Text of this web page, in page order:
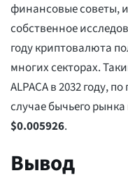
финансовые советы, и
собственное
году криптовалюта
многих секторах.
ALPACA в 2032 году,
случае бычьего
$0.005926.
Вывод